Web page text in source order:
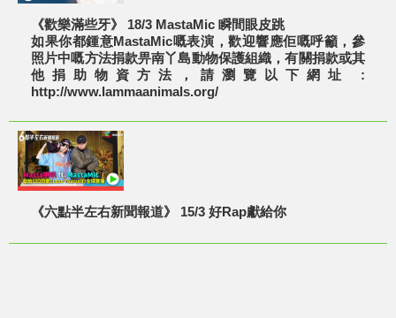
《歡樂滿些牙》 18/3 MastaMic 瞬間眼皮跳
如果你都鍾意MastaMic嘅表演，歡迎響應佢嘅呼籲，參
照片中嘅方法捐款畀南丫島動物保護組織，有關捐款或其
他捐助物資方法，請瀏覽以下網址 :
http://www.lammaanimals.org/
《六點半左右新聞報道》 15/3 好Rap獻給你